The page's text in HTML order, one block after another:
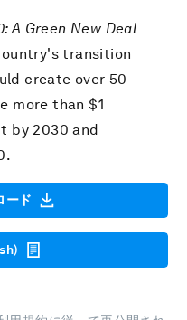
A Green New Deal
transition
create over 50
more than $1
by 2030 and
ード